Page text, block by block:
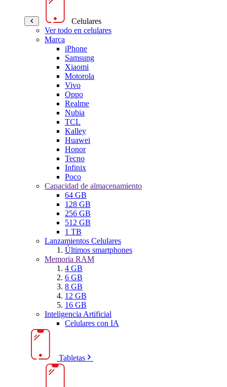
Celulares
Ver todo en celulares
Marca
iPhone
Samsung
Xiaomi
Motorola
Vivo
Oppo
Realme
Nubia
TCL
Kalley
Huawei
Honor
Tecno
Infinix
Poco
Capacidad de almacenamiento
64 GB
128 GB
256 GB
512 GB
1 TB
Lanzamientos Celulares
Últimos smartphones
Memoria RAM
4 GB
6 GB
8 GB
12 GB
16 GB
Inteligencia Artificial
Celulares con IA
Tabletas